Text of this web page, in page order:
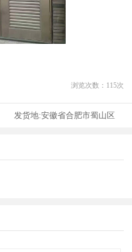
浏览次数： 115次
发货地:安徽省合肥市蜀山区